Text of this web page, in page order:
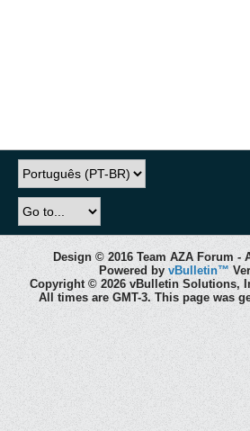
Design © 2016 Team AZA Forum -
Powered by vBulletin™
Copyright © 2026 vBulletin Solutions,
All times are GMT-3. This page was